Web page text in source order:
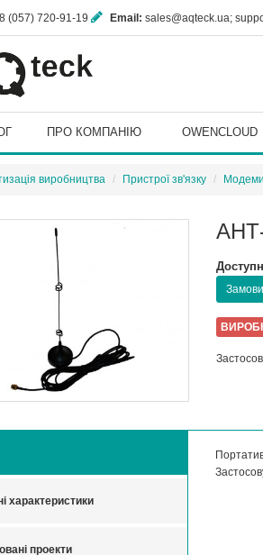
(057) 720-91-19 Email: sales@aqteck.ua;
Харків, вул. Гвардійців Широнінців, 3А
ПРО КОМПАНІЮ OWENCLOUD
виробництва Пристрої зв'язку Модеми
характеристики
проекти